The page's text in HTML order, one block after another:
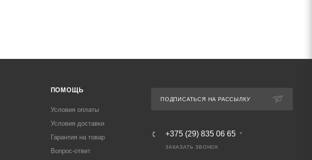
ПОМОЩЬ
Условия оплаты
Условия доставки
Гарантия на товар
Вопрос-ответ
ПОДПИСАТЬСЯ НА РАССЫЛКУ
+375 (29) 835 06 65
ЗАКАЗАТЬ ЗВОНОК